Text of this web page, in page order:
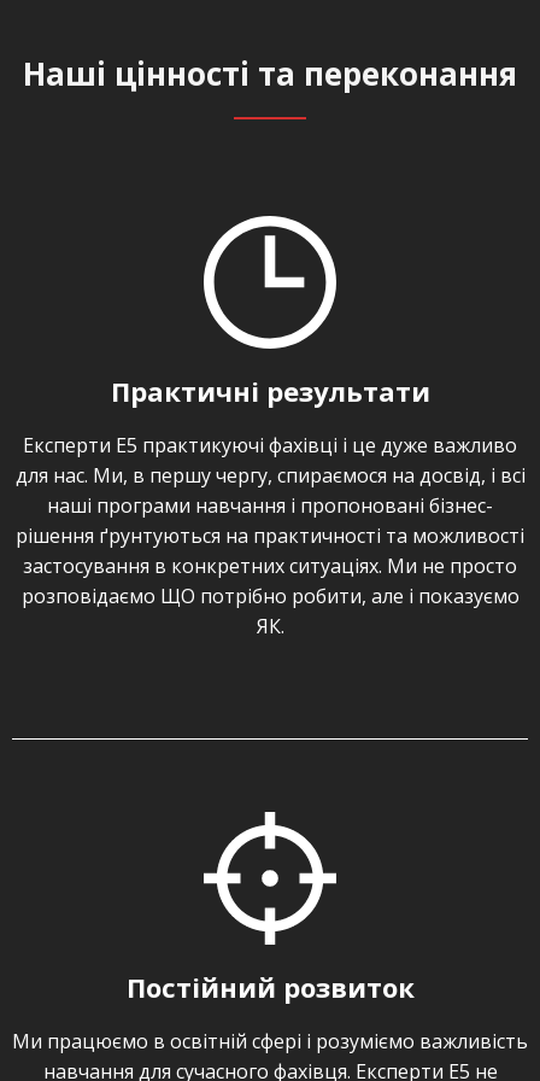
Що ми робимо?
Консалтингова компанія Е5: які
Наші тренери – практикуючі фахівці, учасники й
лідери багатьох успішних проектів. Ми
переконані: теорія без практики – недієздатні
повітряні замки, а практика без теорії – постійне
«винаходження велосипедів».
Використовуємо інноваційні методи навчання,
наші тренінги цікаві й захоплюючі.
Отримані знання можна одразу використовувати
можливостей. Ми чекаємо на Вас!
Наші цінності та переконання
Практичні результати
Експерти Е5 практикуючі фахівці і це дуже важливо
для нас. Ми, в першу чергу, спираємося на досвід, і всі
наші програми навчання і пропоновані бізнес-
рішення ґрунтуються на практичності та можливості
застосування в конкретних ситуаціях. Ми не просто
розповідаємо ЩО потрібно робити, але і показуємо
ЯК.
Постійний розвиток
Ми працюємо в освітній сфері і розуміємо важливість
навчання для сучасного фахівця. Експерти Е5 не
/
Роман Сахаров